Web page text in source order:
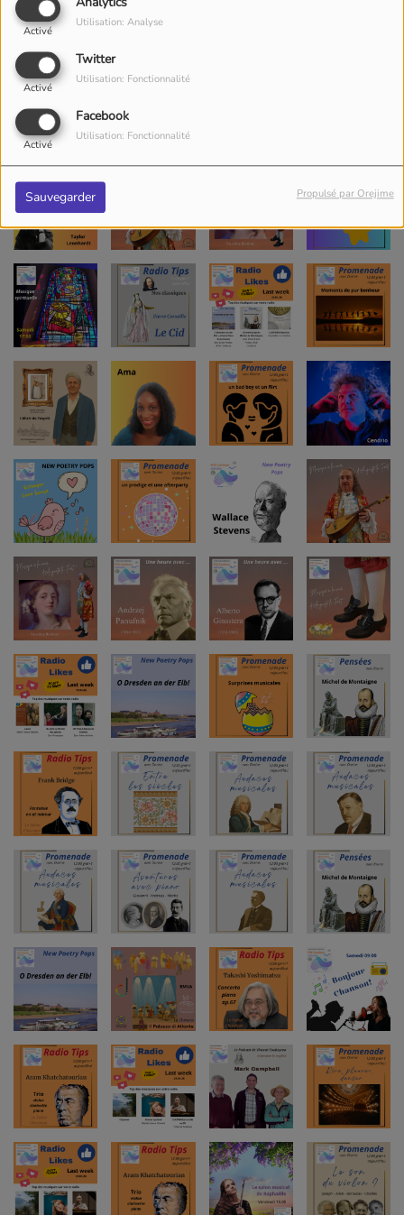
Activé
Utilisation: Analyse
Twitter
Activé
Utilisation: Fonctionnalité
Facebook
Activé
Utilisation: Fonctionnalité
Sauvegarder Propulsé par Orejime